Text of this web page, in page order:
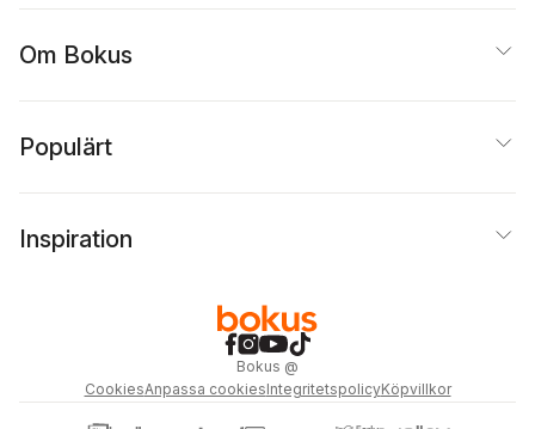
Om Bokus
Populärt
Inspiration
Bokus @
CookiesAnpassa cookiesIntegritetspolicyKöpvillkor